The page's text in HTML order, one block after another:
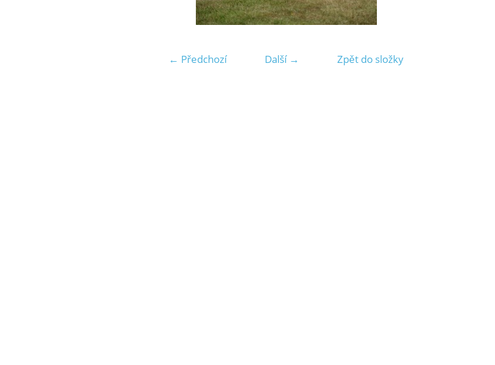
← Předchozí Další → Zpět do složky